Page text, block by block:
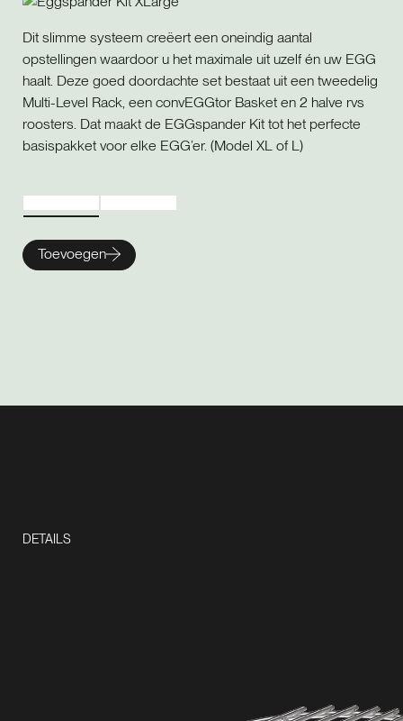
Dit slimme systeem creëert een oneindig aantal
opstellingen waardoor u het maximale uit uzelf én uw EGG
haalt. Deze goed doordachte set bestaat uit een tweedelig
Multi-Level Rack, een convEGGtor Basket en 2 halve rvs
roosters. Dat maakt de EGGspander Kit tot het perfecte
basispakket voor elke EGG’er. (Model XL of L)
Toevoegen
DETAILS